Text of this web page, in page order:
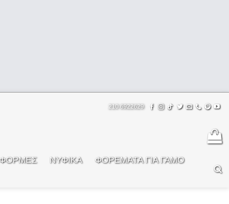
210 6922629
ΝΥΦΙΚΑ
ΦOΡΕΜΑΤΑ ΓΙΑ ΓΑΜΟ